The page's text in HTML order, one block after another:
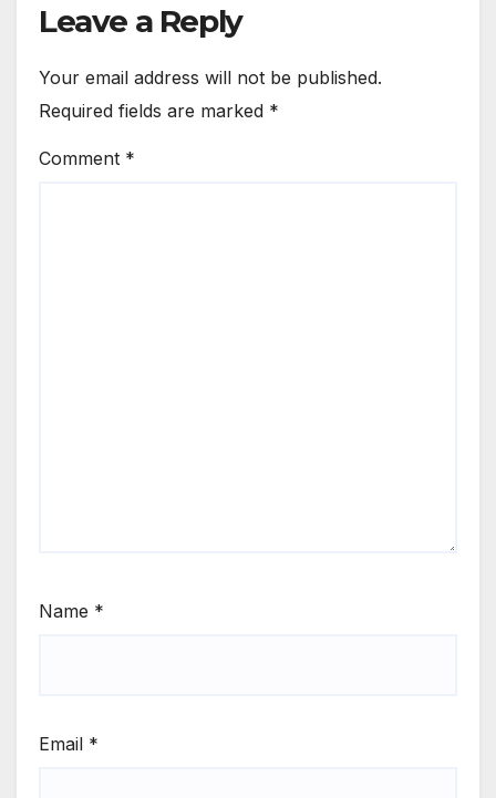
Leave a Reply
Your email address will not be published.
Required fields are marked *
Comment *
Name *
Email *